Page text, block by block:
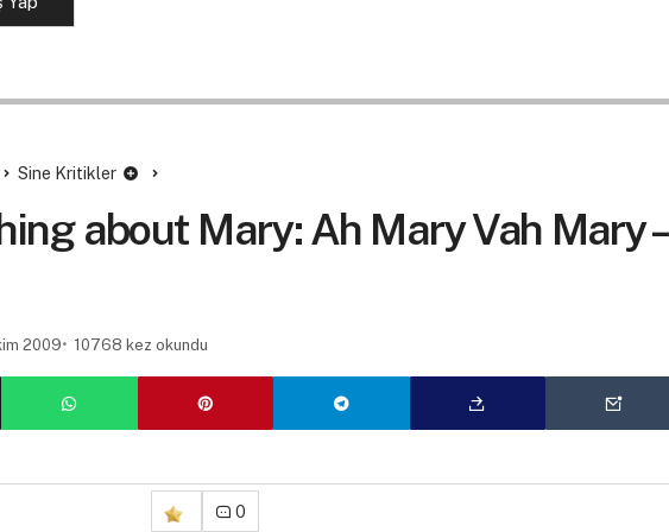
Sine Kritikler
about Mary: Ah Mary Vah Mary –
2009 10768 kez okundu
0